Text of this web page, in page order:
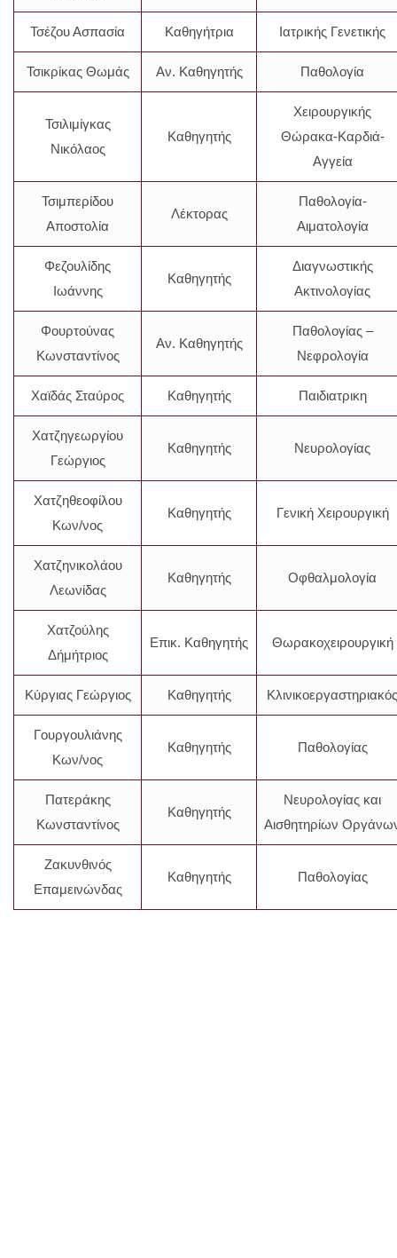
Τσέζου Ασπασία Καθηγήτρια Ιατρικής Γενετικής
Τσικρίκας Θωμάς Αν. Καθηγητής Παθολογία
Τσιλιμίγκας
Νικόλαος
Καθηγητής
Χειρουργικής
Θώρακα-Καρδιά-
Αγγεία
Τσιμπερίδου
Αποστολία
Λέκτορας
Παθολογία-
Αιματολογία
Φεζουλίδης
Ιωάννης
Καθηγητής
Διαγνωστικής
Ακτινολογίας
Φουρτούνας
Κωνσταντίνος
Αν. Καθηγητής
Παθολογίας –
Νεφρολογία
Χαϊδάς Σταύρος Καθηγητής Παιδιατρικη
Χατζηγεωργίου
Γεώργιος
Καθηγητής Νευρολογίας
Χατζηθεοφίλου
Κων/νος
Καθηγητής Γενική Χειρουργική
Χατζηνικολάου
Λεωνίδας
Καθηγητής Οφθαλμολογία
Χατζούλης
Δήμήτριος
Επικ. Καθηγητής Θωρακοχειρουργική
Κύργιας Γεώργιος Καθηγητής Κλινικοεργαστηριακός
Γουργουλιάνης
Κων/νος
Καθηγητής Παθολογίας
Πατεράκης
Κωνσταντίνος
Καθηγητής
Νευρολογίας και
Αισθητηρίων
Ζακυνθινός
Επαμεινώνδας
Καθηγητής Παθολογίας